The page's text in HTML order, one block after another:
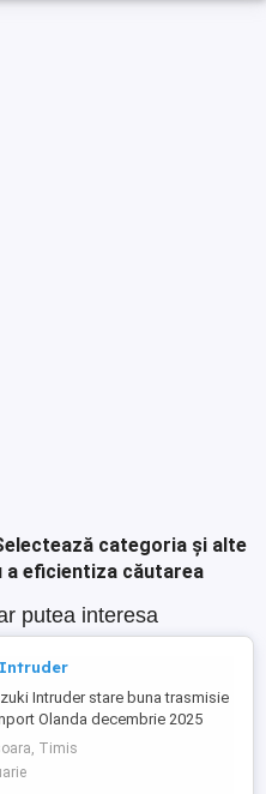
categoria și alte
eficientiza căutarea
putea interesa
Intruder stare buna trasmisie
Olanda decembrie 2025
RO IN FEBRUARIE Nu raspund
cu ATV plus sau minus
Timis